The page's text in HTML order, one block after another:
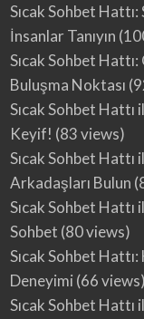
Sıcak Sohbet
İnsanlar Tanıyın
Sıcak Sohbet
Buluşma Noktası
Sıcak Sohbet Hattı
Keyif! (83 views)
Sıcak Sohbet
Arkadaşları Bulun
Sıcak Sohbet Hattı
Sohbet (80 views)
Sıcak Sohbet
Deneyimi (66 views)
Sıcak Sohbet